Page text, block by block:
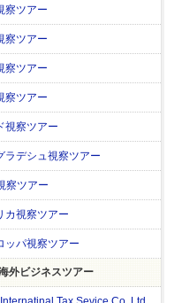
察ツアー
察ツアー
察ツアー
察ツアー
視察ツアー
ラデシュ視察ツアー
察ツアー
カ視察ツアー
ッパ視察ツアー
外ビジネスツアー